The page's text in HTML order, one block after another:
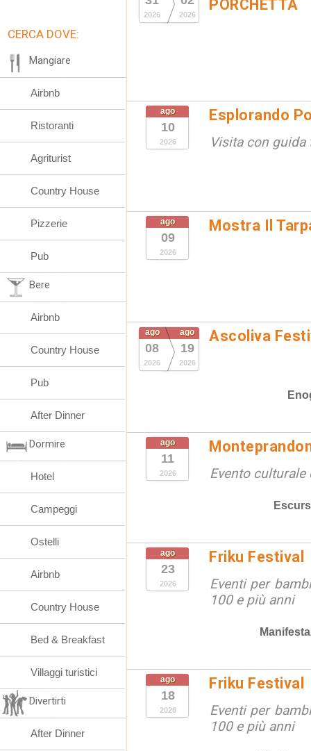
2026 2026
PORCHETTA
ago
10
2026
Esplorando
Visita con
ago
09
2026
Mostra Il
ago
08
2026
ago
19
2026
Ascoliva
ago
11
2026 Evento
ago
23
2026
Friku Festival
Eventi per
100 e più anni
ago
18
2026
Friku Festival
Eventi per
100 e più anni
CERCA DOVE:
Mangiare
Airbnb
Ristoranti
Agriturist
Country House
Pizzerie
Pub
Bere
Airbnb
Country House
Pub
After Dinner
Dormire
Hotel
Campeggi
Ostelli
Airbnb
Country House
Bed & Breakfast
Villaggi turistici
Divertirti
After Dinner